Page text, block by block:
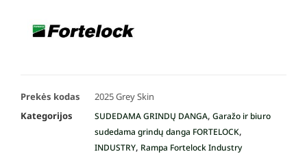
Prekės kodas
2025 Grey Skin
Kategorijos
SUDEDAMA GRINDŲ DANGA, Garažo ir biuro
sudedama grindų danga FORTELOCK,
INDUSTRY, Rampa Fortelock Industry